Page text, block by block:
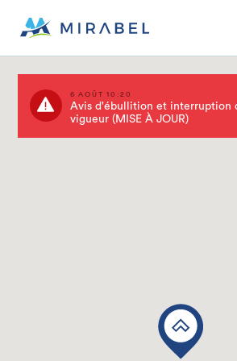
6 AOÛT 10:20
Avis d'ébullition et interruption
vigueur (MISE À JOUR)